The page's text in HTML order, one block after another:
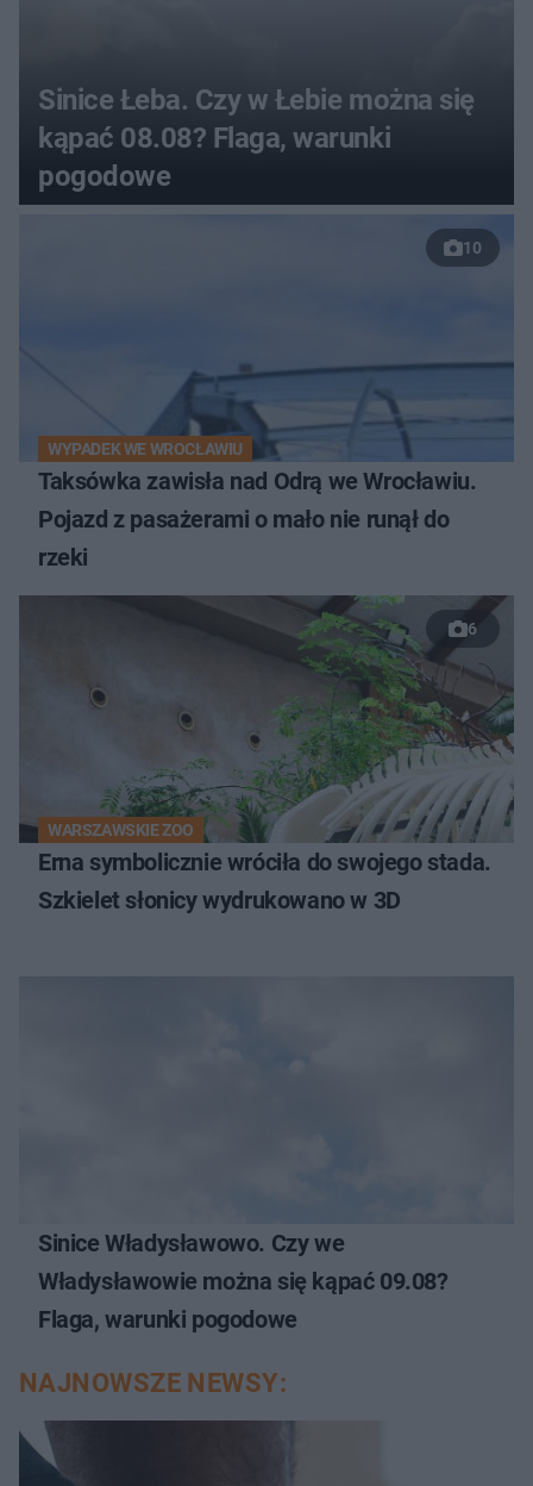
Sinice Łeba. Czy w Łebie można się
kąpać 08.08? Flaga, warunki
pogodowe
10
WYPADEK WE WROCŁAWIU
Taksówka zawisła nad Odrą we Wrocławiu.
Pojazd z pasażerami o mało nie runął do
rzeki
6
WARSZAWSKIE ZOO
Erna symbolicznie wróciła do swojego stada.
Szkielet słonicy wydrukowano w 3D
Sinice Władysławowo. Czy we
Władysławowie można się kąpać 09.08?
Flaga, warunki pogodowe
NAJNOWSZE NEWSY: